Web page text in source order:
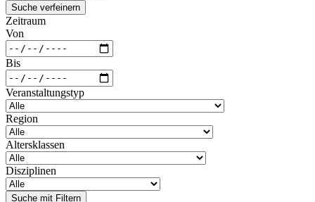
Suche verfeinern
Zeitraum
Von
Bis
Veranstaltungstyp
Region
Altersklassen
Disziplinen
Suche mit Filtern